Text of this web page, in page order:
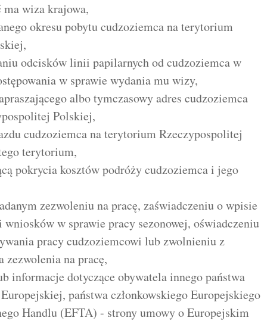
wiza krajowa,
okresu pobytu cudzoziemca na terytorium
odcisków linii papilarnych od cudzoziemca w
w sprawie wydania mu wizy,
albo tymczasowy adres cudzoziemca
Polskiej,
cudzoziemca na terytorium Rzeczypospolitej
terytorium,
pokrycia kosztów podróży cudzoziemca i jego
zezwoleniu na pracę, zaświadczeniu o wpisie
w sprawie pracy sezonowej, oświadczeniu
pracy cudzoziemcowi lub zwolnieniu z
zezwolenia na pracę,
informacje dotyczące obywatela innego państwa
państwa członkowskiego Europejskiego
Handlu (EFTA) - strony umowy o Europejskim